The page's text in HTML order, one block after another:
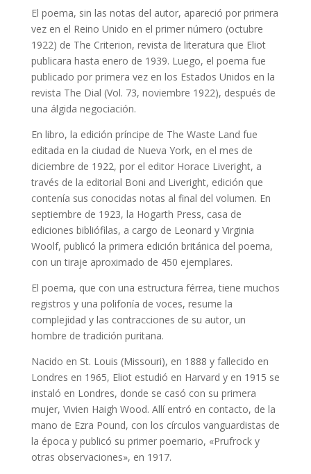
El poema, sin las notas del autor, apareció por primera
vez en el Reino Unido en el primer número (octubre
1922) de The Criterion, revista de literatura que Eliot
publicara hasta enero de 1939. Luego, el poema fue
publicado por primera vez en los Estados Unidos en la
revista The Dial (Vol. 73, noviembre 1922), después de
una álgida negociación.
En libro, la edición príncipe de The Waste Land fue
editada en la ciudad de Nueva York, en el mes de
diciembre de 1922, por el editor Horace Liveright, a
través de la editorial Boni and Liveright, edición que
contenía sus conocidas notas al final del volumen. En
septiembre de 1923, la Hogarth Press, casa de
ediciones bibliófilas, a cargo de Leonard y Virginia
Woolf, publicó la primera edición británica del poema,
con un tiraje aproximado de 450 ejemplares.
El poema, que con una estructura férrea, tiene muchos
registros y una polifonía de voces, resume la
complejidad y las contracciones de su autor, un
hombre de tradición puritana.
Nacido en St. Louis (Missouri), en 1888 y fallecido en
Londres en 1965, Eliot estudió en Harvard y en 1915 se
instaló en Londres, donde se casó con su primera
mujer, Vivien Haigh Wood. Allí entró en contacto, de la
mano de Ezra Pound, con los círculos vanguardistas de
la época y publicó su primer poemario, «Prufrock y
otras observaciones», en 1917.